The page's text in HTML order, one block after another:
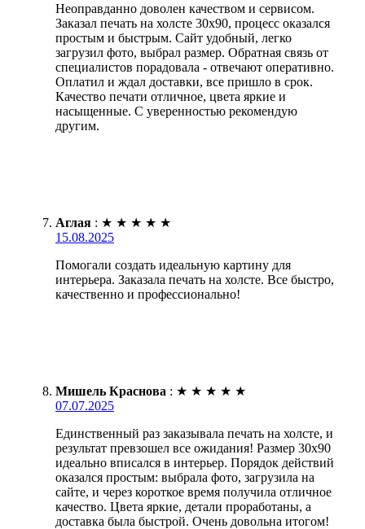
Неоправданно доволен качеством и сервисом.
Заказал печать на холсте 30х90, процесс оказался
простым и быстрым. Сайт удобный, легко
загрузил фото, выбрал размер. Обратная связь от
специалистов порадовала - отвечают оперативно.
Оплатил и ждал доставки, все пришло в срок.
Качество печати отличное, цвета яркие и
насыщенные. С уверенностью рекомендую
другим.
Аглая : ★ ★ ★ ★ ★
15.08.2025
Помогали создать идеальную картину для
интерьера. Заказала печать на холсте. Все быстро,
качественно и профессионально!
Мишель Краснова : ★ ★ ★ ★ ★
07.07.2025
Единственный раз заказывала печать на холсте, и
результат превзошел все ожидания! Размер 30х90
идеально вписался в интерьер. Порядок действий
оказался простым: выбрала фото, загрузила на
сайте, и через короткое время получила отличное
качество. Цвета яркие, детали проработаны, а
доставка была быстрой. Очень довольна итогом!